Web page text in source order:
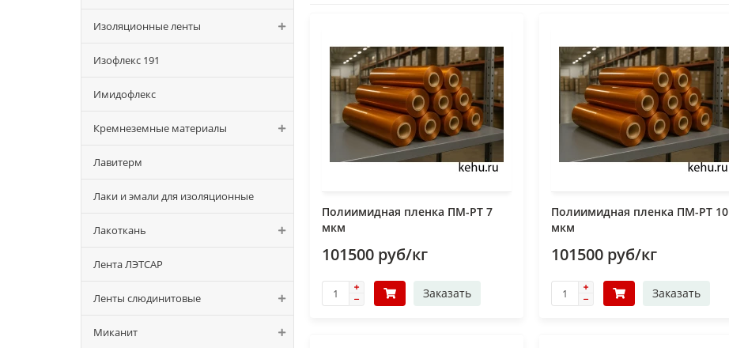
Изоляционные ленты
Изофлекс 191
Имидофлекс
Кремнеземные материалы
Лавитерм
Лаки и эмали для изоляционные
Лакоткань
Лента ЛЭТСАР
Ленты слюдинитовые
Миканит
Полиимидная пленка ПМ-РТ 7
мкм
101500 руб/кг
Заказать
Полиимидная пленка ПМ-РТ 10
мкм
101500 руб/кг
Заказать